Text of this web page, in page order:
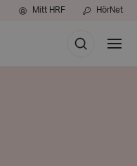
Mitt HRF HörNet
Sök
Visa
meny